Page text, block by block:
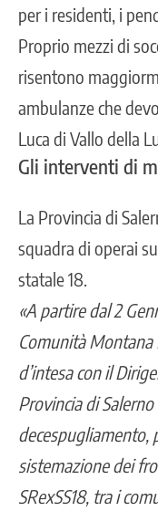
per i residenti, i
Proprio mezzi di
risentono
ambulanze che
Luca di Vallo della
Gli interventi di
La Provincia di
squadra di operai
statale 18.
«A partire dal 2
Comunità
d’intesa con il
Provincia di
decespugliamento,
sistemazione dei
SRexSS18, tra i